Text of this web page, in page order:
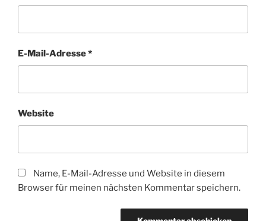
E-Mail-Adresse*
Website
Name, E-Mail-Adresse und Website in diesem
Browser für meinen nächsten Kommentar speichern.